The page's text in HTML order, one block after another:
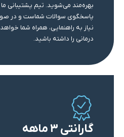
بهره‌مند می‌شوید. تیم پشتیبانی ما
پاسخگوی سوالات شماست و در
نیاز به راهنمایی، همراه شما
درمانی را داشته باشید.
گارانتی ۳ ماهه